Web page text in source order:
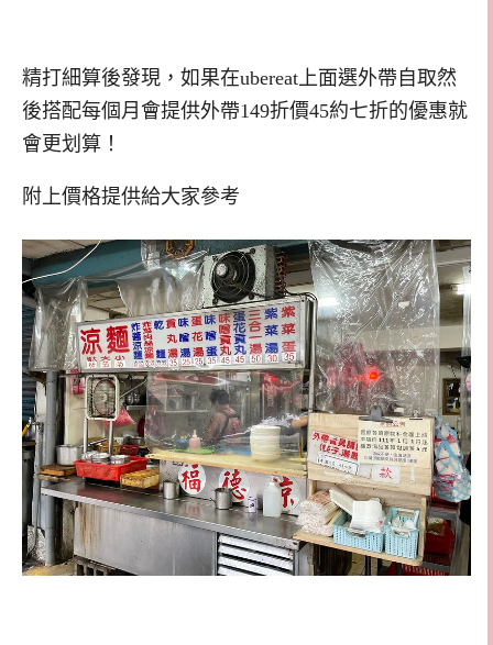
精打細算後發現，如果在ubereat上面選外帶自取然
後搭配每個月會提供外帶149折價45約七折的優惠就
會更划算！
附上價格提供給大家參考